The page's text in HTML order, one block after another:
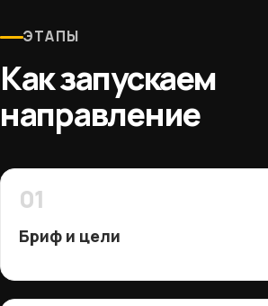
ЭТАПЫ
Как запускаем
направление
01
Бриф и цели